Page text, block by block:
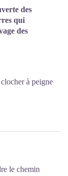
des
qui
des
à peigne
le chemin